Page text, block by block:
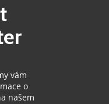
vám
o
našem